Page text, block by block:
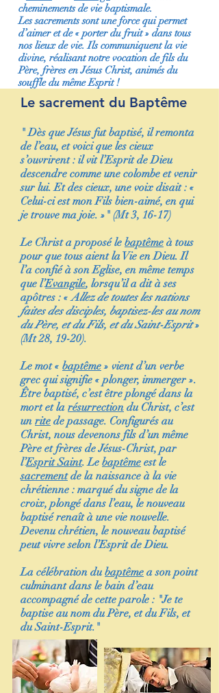
cheminements de vie baptismale.
Les sacrements sont une force qui permet
d’aimer et de « porter du fruit » dans tous
nos lieux de vie. Ils communiquent la vie
divine, réalisant notre vocation de fils du
Père, frères en Jésus Christ, animés du
souffle du même Esprit !
Le sacrement du Baptême
"Dès que Jésus fut baptisé, il remonta
de l’eau, et voici que les cieux
s’ouvrirent : il vit l’Esprit de Dieu
descendre comme une colombe et venir
sur lui. Et des cieux, une voix disait : «
Celui-ci est mon Fils bien-aimé, en qui
je trouve ma joie. » " (Mt 3, 16-17)
Le Christ a proposé le baptême à tous
pour que tous aient la Vie en Dieu. Il
l’a confié à son Eglise, en même temps
que l’Evangile, lorsqu’il a dit à ses
apôtres : «Allez de toutes les nations
faites des disciples, baptisez-les au nom
du Père, et du Fils, et du Saint-Esprit»
(Mt 28, 19-20).
Le mot « baptême» vient d’un verbe
grec qui signifie « plonger, immerger ».
Être baptisé, c’est être plongé dans la
mort et la résurrection du Christ, c’est
un rite de passage. Configurés au
Christ, nous devenons fils d’un même
Père et frères de Jésus-Christ, par
l’Esprit Saint. Le baptême est le
sacrementde la naissance à la vie
chrétienne : marqué du signe de la
croix, plongé dans l’eau, le nouveau
baptisé renaît à une vie nouvelle.
Devenu chrétien, le nouveau baptisé
peut vivre selon l’Esprit de Dieu.
La célébration du baptême a son point
culminant dans le bain d’eau
accompagné de cette parole : "Je te
baptise au nom du Père, et du Fils, et
du Saint-Esprit. "